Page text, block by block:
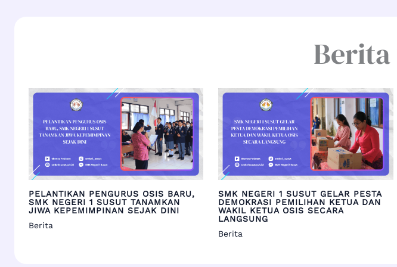
PELANTIKAN PENGURUS OSIS BARU,
SMK NEGERI 1 SUSUT TANAMKAN
JIWA KEPEMIMPINAN SEJAK DINI
Berita
SMK NEGERI 1 SUSUT GELAR PESTA
DEMOKRASI PEMILIHAN KETUA DAN
WAKIL KETUA OSIS SECARA
LANGSUNG
Berita